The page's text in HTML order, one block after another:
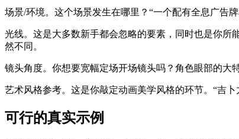
场景/环境。这个场景发生在哪里？“一个配有全息广告
光线。这是大多数新手都会忽略的要素，同时也是你所
然不同。
镜头角度。你想要宽幅定场开场镜头吗？角色眼部的大
艺术风格参考。这是你敲定动画美学风格的环节。“吉
可行的真实示例